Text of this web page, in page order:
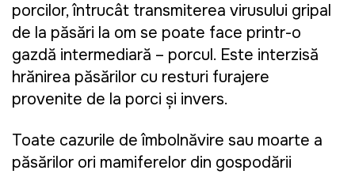
porcilor, întrucât transmiterea virusului gripal
de la păsări la om se poate face printr-o
gazdă intermediară – porcul. Este interzisă
hrănirea păsărilor cu resturi furajere
provenite de la porci și invers.
Toate cazurile de îmbolnăvire sau moarte a
păsărilor ori mamiferelor din gospodării